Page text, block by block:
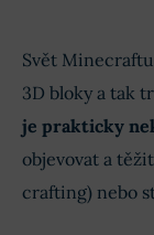
Svět
3D bloky a tak
je prakticky
objevovat a
crafting) nebo